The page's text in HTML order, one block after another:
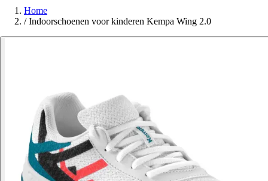
Home
/ Indoorschoenen voor kinderen Kempa Wing 2.0